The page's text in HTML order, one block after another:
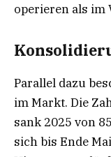
operieren als im
Parallel dazu
im Markt. Die
sank 2025 von
sich bis Ende